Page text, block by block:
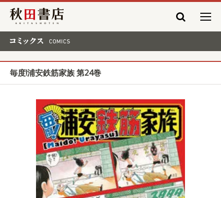
秋田書店
毎度!浦安鉄筋家族 第24巻